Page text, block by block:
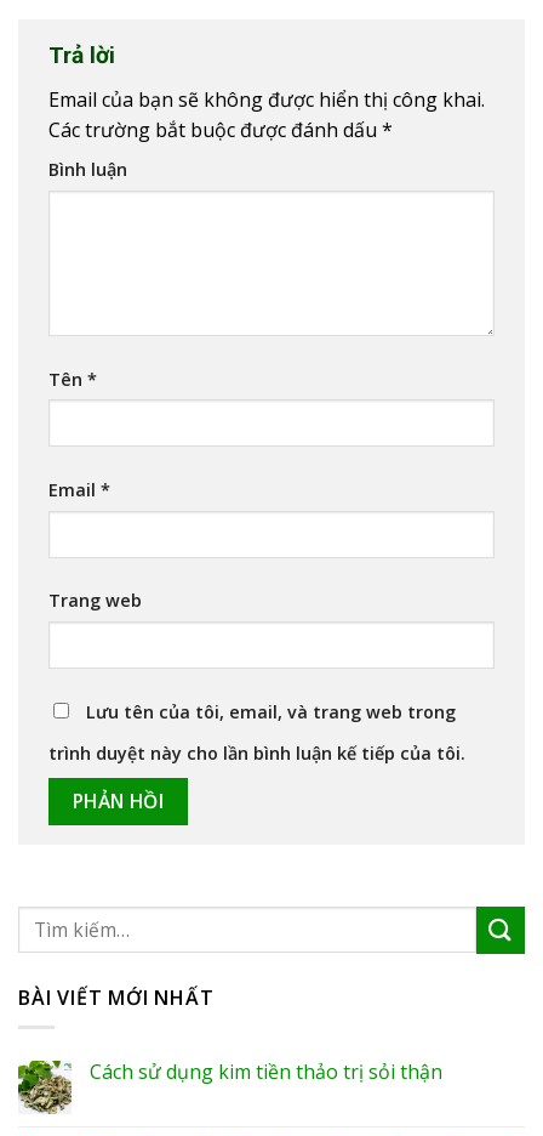
Trả lời
Email của bạn sẽ không được hiển thị công khai.
Các trường bắt buộc được đánh dấu *
Bình luận
Tên *
Email *
Trang web
Lưu tên của tôi, email, và trang web trong
trình duyệt này cho lần bình luận kế tiếp của tôi.
BÀI VIẾT MỚI NHẤT
Cách sử dụng kim tiền thảo trị sỏi thận